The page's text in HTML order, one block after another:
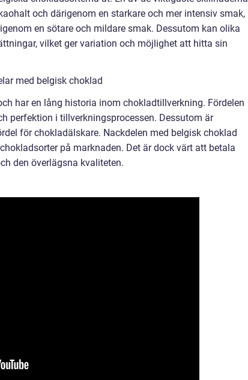
och därigenom en starkare och mer intensiv smak,
en sötare och mildare smak. Dessutom kan olika
vilket ger variation och möjlighet att hitta sin
med belgisk choklad
har en lång historia inom chokladtillverkning. Fördelen
perfektion i tillverkningsprocessen. Dessutom är
för chokladälskare. Nackdelen med belgisk choklad
på marknaden. Det är dock värt att betala
den överlägsna kvaliteten.